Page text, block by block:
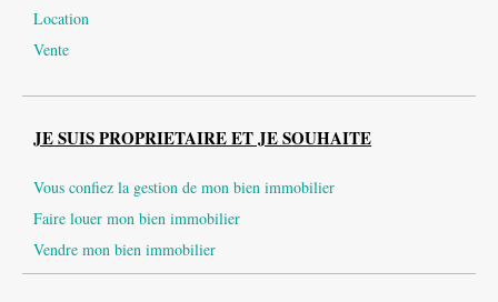
Location
Vente
JE SUIS PROPRIETAIRE ET JE SOUHAITE
Vous confiez la gestion de mon bien immobilier
Faire louer mon bien immobilier
Vendre mon bien immobilier